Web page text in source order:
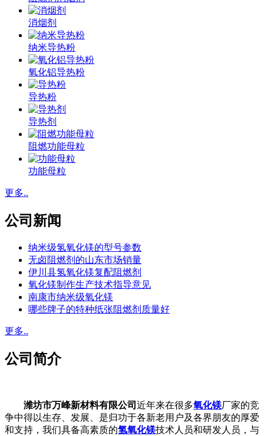
消烟剂
纳米导热粉
氧化铝导热粉
导热粉
导热剂
阻燃功能母粒
功能母粒
更多..
公司新闻
纳米级氢氧化镁的型号参数
无卤阻燃剂的山东市场销量
伊川县氢氧化镁复配阻燃剂
氧化镁制作生产技术指导意见
南康市纳米级氧化镁
哪些牌子的特种纸张阻燃剂质量好
更多..
公司简介
潍坊市万峰新材料有限公司 近年来在很多氧化镁厂家的竞
争中得以生存、发展、是归功于各新老用户及各界朋友的厚爱
和支持，我们具备高素质的氢氧化镁技术人员和研发人员，与